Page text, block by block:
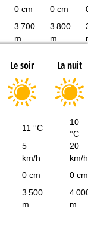
0 cm 0 cm
3 700
m
3 800
m
Le soir La nuit
11 °C
10
°C
5
km/h
20
km/h
0 cm 0 cm
3 500
m
4
m